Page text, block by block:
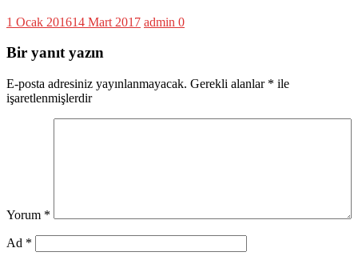
1 Ocak 201614 Mart 2017 admin 0
Bir yanıt yazın
E-posta adresiniz yayınlanmayacak. Gerekli alanlar * ile
işaretlenmişlerdir
Yorum *
Ad *